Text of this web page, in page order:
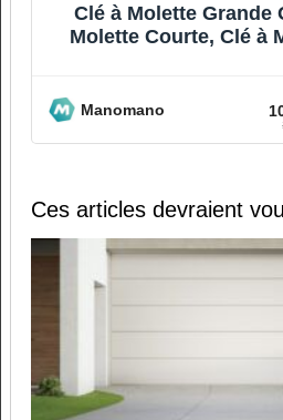
Clé à Molette Grande
Molette Courte, Clé à
Manomano
Ces articles devraient